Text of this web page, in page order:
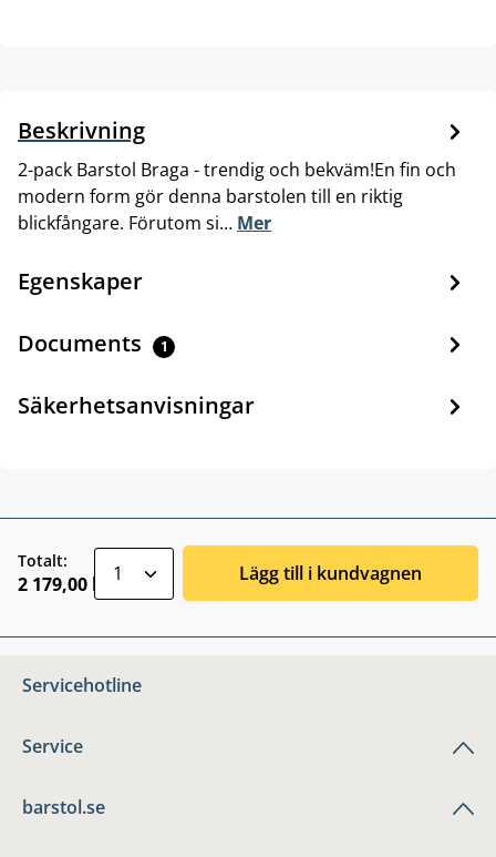
Beskrivning
2-pack Barstol Braga - trendig och bekväm!En fin och
modern form gör denna barstolen till en riktig
blickfångare. Förutom si… Mer
Egenskaper
Documents 1
Säkerhetsanvisningar
Totalt:
2 179,00 kr Lägg till i kundvagnen
Servicehotline
Service
barstol.se